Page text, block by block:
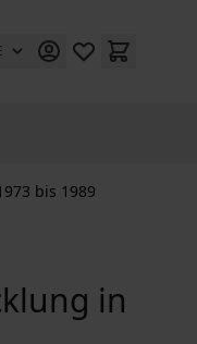
bis 1989
in